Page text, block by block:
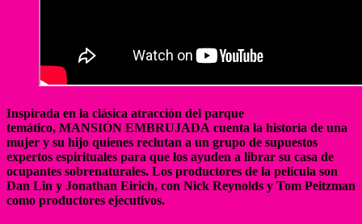
Inspirada en la clásica atracción del parque
temático, MANSIÓN EMBRUJADA cuenta la historia de una
mujer y su hijo quienes reclutan a un grupo de supuestos
expertos espirituales para que los ayuden a librar su casa de
ocupantes sobrenaturales. Los productores de la película son
Dan Lin y Jonathan Eirich, con Nick Reynolds y Tom Peitzman
como productores ejecutivos.